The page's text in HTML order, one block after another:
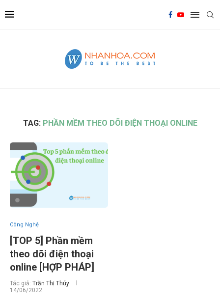
TAG: PHẦN MỀM THEO DÕI ĐIỆN THOẠI ONLINE
Công Nghệ
[TOP 5] Phần mềm
theo dõi điện thoại
online [HỢP PHÁP]
Tác giả: Trần Thị Thúy
14/06/2022